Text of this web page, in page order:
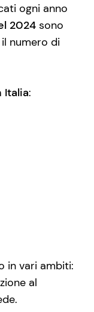
ogni anno
2024 sono
numero di
Italia:
in vari ambiti:
al